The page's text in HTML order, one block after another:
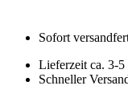
Sofort
Lieferzeit ca. 3-5
Schneller